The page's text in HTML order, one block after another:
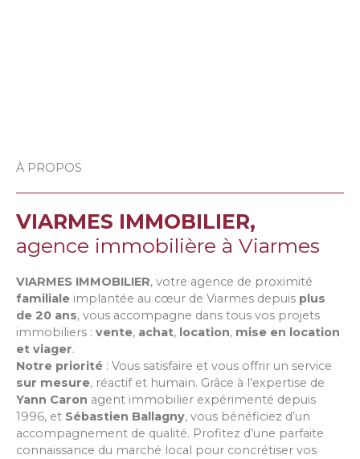
À PROPOS
VIARMES IMMOBILIER,
agence immobilière à Viarmes
VIARMES IMMOBILIER, votre agence de proximité
familiale implantée au cœur de Viarmes depuis plus
de 20 ans, vous accompagne dans tous vos projets
immobiliers : vente, achat, location, mise en location
et viager.
Notre priorité : Vous satisfaire et vous offrir un service
sur mesure, réactif et humain. Grâce à l’expertise de
Yann Caron agent immobilier expérimenté depuis
1996, et Sébastien Ballagny, vous bénéficiez d’un
accompagnement de qualité. Profitez d’une parfaite
connaissance du marché local pour concrétiser vos